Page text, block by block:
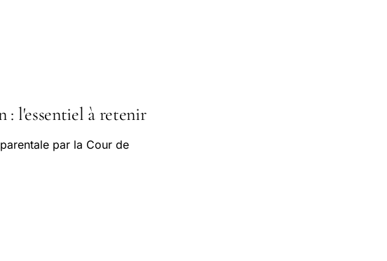
: l'essentiel à retenir
par la Cour de